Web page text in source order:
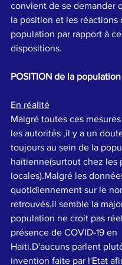
convient de se demander
la position et les réactions
population par rapport à
dispositions.
POSITION de la population
En réalité
Malgré toutes ces
les autorités ,il y a un
toujours au sein de la
haïtienne(surtout chez les
locales).Malgré les
quotidiennement sur le
retrouvés,il semble la
population ne croit pas
présence de COVID-19 en
Haïti.D'aucuns parlent
invention faite par l'Etat